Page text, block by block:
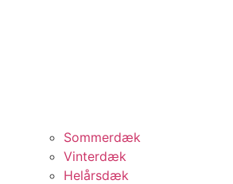
Sommerdæk
Vinterdæk
Helårsdæk